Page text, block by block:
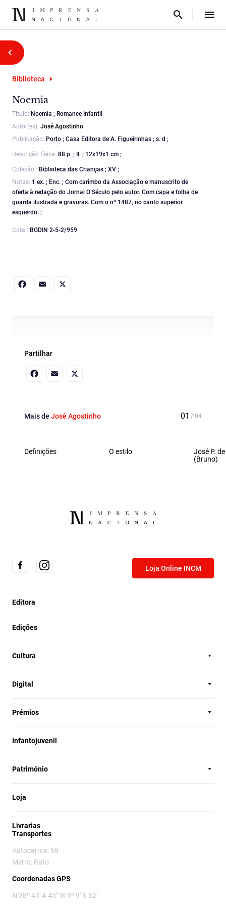
Biblioteca
Noemia
Título: Noemia ; Romance Infantil
Autor(es): José Agostinho
Publicação: Porto ; Casa Editora de A. Figueirinhas ; s. d ;
Descrição física: 88 p. ; Il. ; 12x19x1 cm ;
Coleção : Biblioteca das Crianças ; XV ;
Notas: 1 ex. ; Enc. ; Com carimbo da Associação e manuscrito de
oferta à redação do Jornal O Século pelo autor. Com capa e folha de
guarda ilustrada e gravuras. Com o nº 1487, no canto superior
esquerdo. ;
Cota : BGDIN 2-5-2/959
Partilhar
Mais de José Agostinho
Definições O estilo
José P.
(Bruno)
Loja Online INCM
Editora
Edições
Cultura
Digital
Prémios
Infantojuvenil
Património
Loja
Livrarias
Transportes
Autocarros: 58
Metro: Rato
Coordenadas GPS
N 38º 43' 4.45" W 9º 9' 6.62"